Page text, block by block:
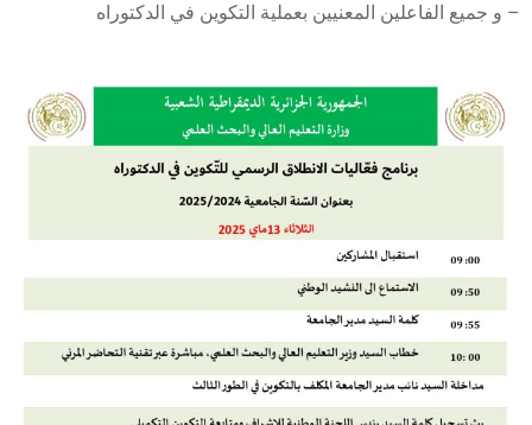
و جميع الفاعلين المعنيين بعملية التكوين في الدكتوراه